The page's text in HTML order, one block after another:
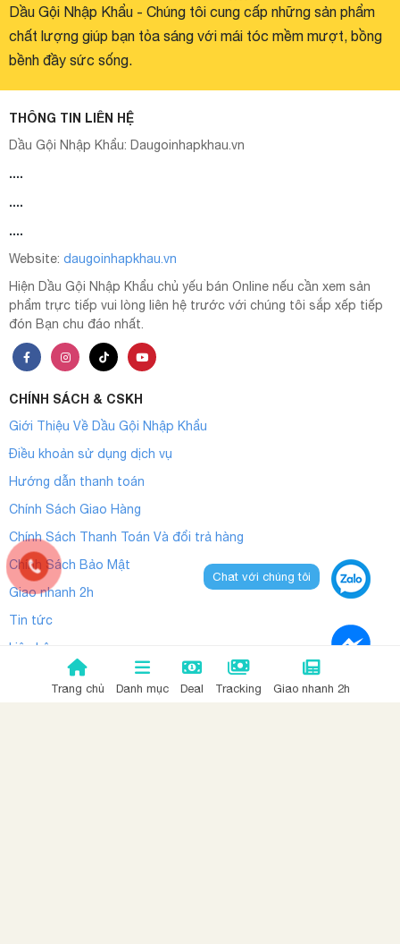
Dầu Gội Nhập Khẩu - Chúng tôi cung cấp những sản phẩm
chất lượng giúp bạn tỏa sáng với mái tóc mềm mượt, bồng
bềnh đầy sức sống.
THÔNG TIN LIÊN HỆ
Dầu Gội Nhập Khẩu: Daugoinhapkhau.vn
....
....
....
Website: daugoinhapkhau.vn
Hiện Dầu Gội Nhập Khẩu chủ yếu bán Online nếu cần xem sản
phẩm trực tiếp vui lòng liên hệ trước với chúng tôi sắp xếp tiếp
đón Bạn chu đáo nhất.
CHÍNH SÁCH & CSKH
Giới Thiệu Về Dầu Gội Nhập Khẩu
Điều khoản sử dụng dịch vụ
Hướng dẫn thanh toán
Chính Sách Giao Hàng
Chính Sách Thanh Toán Và đổi trả hàng
Chính Sách Bảo Mật
Giao nhanh 2h
Tin tức
Liên hệ
PHƯƠNG THỨC THANH TOÁN
Chat với chúng tôi
Trang chủ Danh mục Deal Tracking Giao nhanh 2h